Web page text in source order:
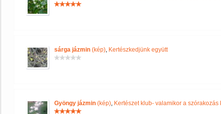
sárga jázmin (kép), Kertészkedjünk együtt
Gyöngy jázmin (kép), Kertészet klub- valamikor a szórakozás